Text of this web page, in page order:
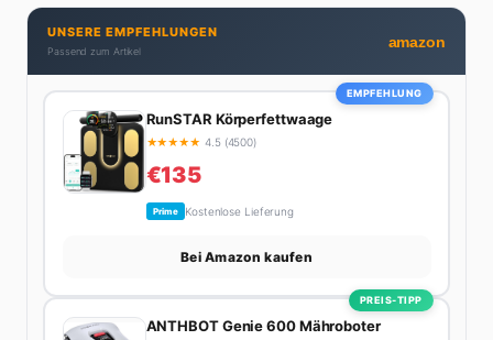
Privatleben unter einen Hut bekommt. Privat ist sie
bekennende Kaffee-Süchtige (3+ Tassen am Tag,
Minimum), Podcast-Hörerin und verbringt ihre
Wochenenden am liebsten in der Natur oder auf dem
UNSERE EMPFEHLUNGEN
Passend zum Artikel
amazon
EMPFEHLUNG
RunSTAR Körperfettwaage
★★★★★ 4.5 (4500)
€135
Prime Kostenlose Lieferung
Bei Amazon kaufen
PREIS-TIPP
ANTHBOT Genie 600 Mähroboter